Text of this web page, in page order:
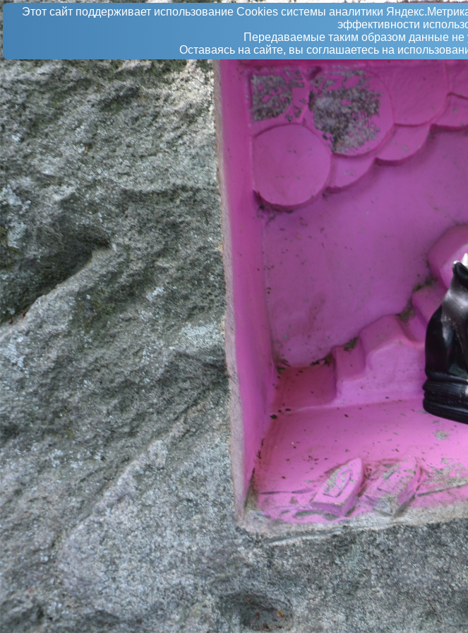
Этот сайт поддерживает использование Сookies системы аналитики
эффективности
Передаваемые таким образом данные не
Оставаясь на сайте, вы соглашаетесь на